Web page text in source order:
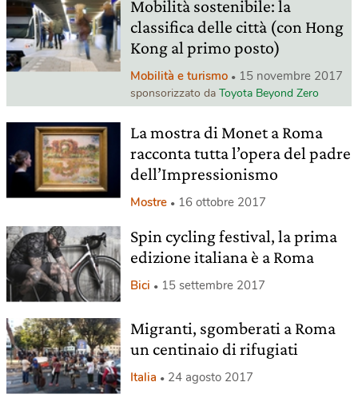
Mobilità sostenibile: la
classifica delle città (con Hong
Kong al primo posto)
Mobilità e turismo 15 novembre 2017
sponsorizzato da Toyota Beyond Zero
La mostra di Monet a Roma
racconta tutta l’opera del padre
dell’Impressionismo
Mostre 16 ottobre 2017
Spin cycling festival, la prima
edizione italiana è a Roma
Bici 15 settembre 2017
Migranti, sgomberati a Roma
un centinaio di rifugiati
Italia 24 agosto 2017